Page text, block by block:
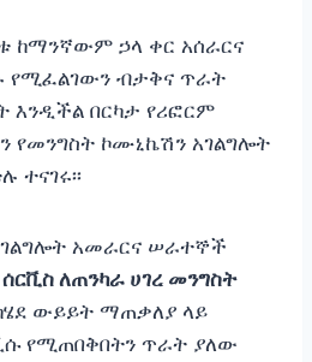
ከማንኛውም ኃላ ቀር አሰራርና
የሚፈልገውን ብታቅና ጥራት
እንዲችል በርካታ የሪፎርም
የመንግስት ኮሙኒኬሽን አገልግሎት
ተናገሩ፡፡
አመራርና ሠራተኞች
ለጠንካራ ሀገረ መንግስት
ውይይት ማጠቃለያ ላይ
የሚጠበቅበትን ጥራት ያለው